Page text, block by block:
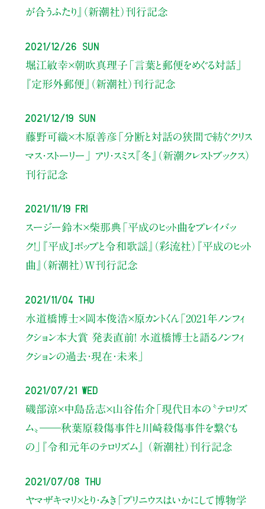
が合うふたり』（新潮社）刊行記念
2021/12/26 Sun
堀江敏幸×朝吹真理子 「言葉と郵便をめぐる対話」
『定形外郵便』（新潮社） 刊行記念
2021/12/19 Sun
藤野可織×木原善彦 「分断と対話の狭間で紡ぐクリス
マス・ストーリー」 アリ・スミス『冬』（新潮クレストブックス）
刊行記念
2021/11/19 Fri
スージー鈴木×柴那典「平成のヒット曲をプレイバッ
ク！」
『平成Jポップと令和歌謡』（彩流社）
『平成のヒット
曲』（新潮社）W刊行記念
2021/11/04 Thu
水道橋博士×岡本俊浩×原カントくん「2021年ノンフィ
クション本大賞 発表直前！ 水道橋博士と語るノンフィ
クションの過去・現在・未来」
2021/07/21 Wed
磯部涼×中島岳志×山谷佑介「現代日本の〝テロリズ
ム〟――秋葉原殺傷事件と 川崎殺傷事件を繋ぐも
の」
『令和元年のテロリズム』 （新潮社） 刊行記念
2021/07/08 Thu
ヤマザキマリ×とり・みき 「プリニウスはいかにして博物学